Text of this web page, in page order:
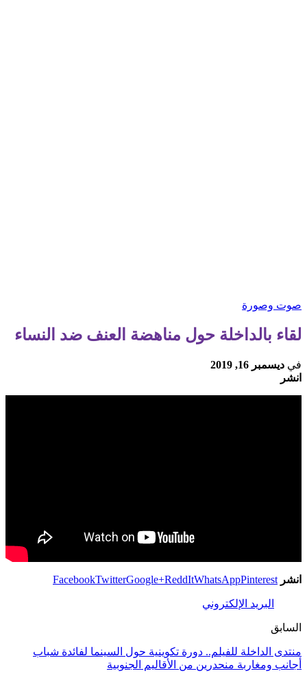
صوت وصورة
لقاء بالداخلة حول مناهضة العنف ضد النساء
في ديسمبر 16, 2019
انشر
انشر FacebookTwitterGoogle+ReddItWhatsAppPinterest
البريد الإلكتروني
السابق
منتدى الداخلة للفيلم.. دورة تكوينية حول السينما لفائدة شباب
أجانب ومغاربة منحدرين من الأقاليم الجنوبية